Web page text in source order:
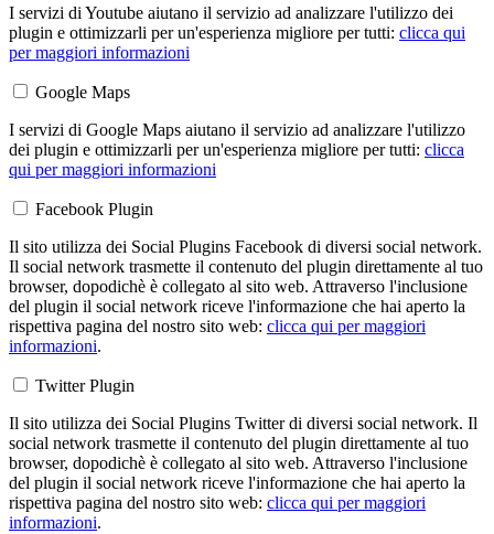
I servizi di Youtube aiutano il servizio ad analizzare l'utilizzo dei
plugin e ottimizzarli per un'esperienza migliore per tutti: clicca qui
per maggiori informazioni
Google Maps
I servizi di Google Maps aiutano il servizio ad analizzare l'utilizzo
dei plugin e ottimizzarli per un'esperienza migliore per tutti: clicca
qui per maggiori informazioni
Facebook Plugin
Il sito utilizza dei Social Plugins Facebook di diversi social network.
Il social network trasmette il contenuto del plugin direttamente al tuo
browser, dopodichè è collegato al sito web. Attraverso l'inclusione
del plugin il social network riceve l'informazione che hai aperto la
rispettiva pagina del nostro sito web: clicca qui per maggiori
informazioni.
Twitter Plugin
Il sito utilizza dei Social Plugins Twitter di diversi social network. Il
social network trasmette il contenuto del plugin direttamente al tuo
browser, dopodichè è collegato al sito web. Attraverso l'inclusione
del plugin il social network riceve l'informazione che hai aperto la
rispettiva pagina del nostro sito web: clicca qui per maggiori
informazioni.